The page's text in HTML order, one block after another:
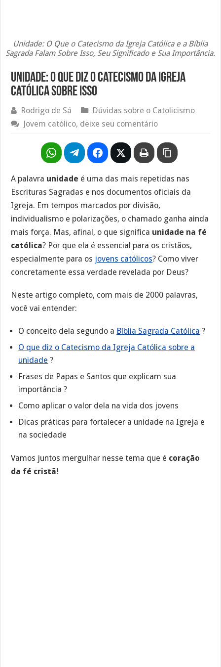
Unidade: O Que o Catecismo da Igreja Católica e a Bíblia
Sagrada Falam Sobre Isso, Seu Significado e Sua Importância.
Unidade: O que diz o Catecismo da Igreja
Católica sobre isso
Rodrigo de Sá
Dúvidas sobre o Catolicismo
Jovem católico, deixe seu comentário
A palavra unidade é uma das mais repetidas nas
Escrituras Sagradas e nos documentos oficiais da
Igreja. Em tempos marcados por divisão,
individualismo e polarizações, o chamado ganha ainda
mais força. Mas, afinal, o que significa unidade na fé
católica? Por que ela é essencial para os cristãos,
especialmente para os jovens católicos? Como viver
concretamente essa verdade revelada por Deus?
Neste artigo completo, com mais de 2000 palavras,
você vai entender:
O conceito dela segundo a Bíblia Sagrada Católica ?
O que diz o Catecismo da Igreja Católica sobre a
unidade ?
Frases de Papas e Santos que explicam sua
importância ?️
Como aplicar o valor dela na vida dos jovens
Dicas práticas para fortalecer a unidade na Igreja e
na sociedade
Vamos juntos mergulhar nesse tema que é coração
da fé cristã!